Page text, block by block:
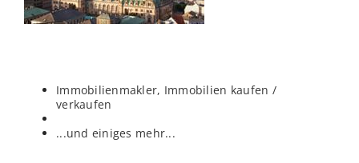
Immobilienmakler, Immobilien kaufen /
verkaufen
...und einiges mehr...